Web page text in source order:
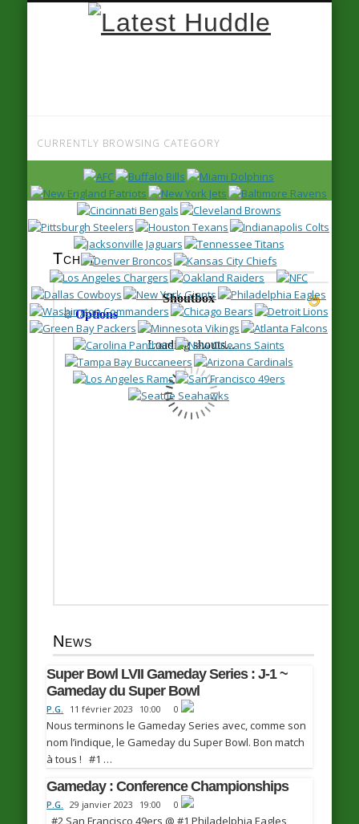
CURRENTLY BROWSING CATEGORY
Gameday 2022
Tchat
News
Super Bowl LVII Gameday Series : J-1 ~
Gameday du Super Bowl
P.G. 11 février 2023 10:00 0
Nous terminons le Gameday Series avec, comme son
nom l’indique, le Gameday du Super Bowl. Bon match
à tous ! #1 …
Gameday : Conference Championships
P.G. 29 janvier 2023 19:00 0
#2 San Francisco 49ers @ #1 Philadelphia Eagles